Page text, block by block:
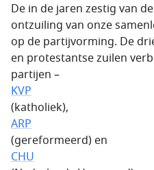
De in de jaren zestig van
ontzuiling van onze
op de partijvorming. De
en protestantse zuilen
partijen –
KVP
(katholiek),
ARP
(gereformeerd) en
CHU